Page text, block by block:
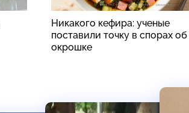
Никакого кефира: ученые
поставили точку в спорах об
окрошке